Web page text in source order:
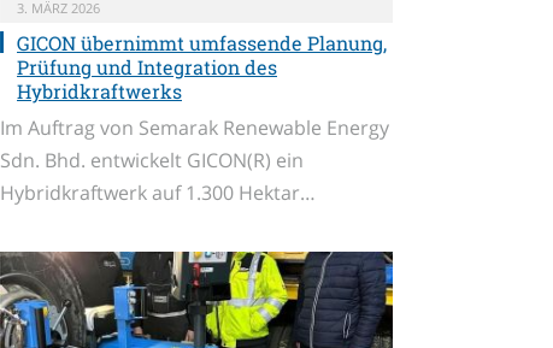
3. MÄRZ 2026
GICON übernimmt umfassende Planung,
Prüfung und Integration des
Hybridkraftwerks
Im Auftrag von Semarak Renewable Energy
Sdn. Bhd. entwickelt GICON(R) ein
Hybridkraftwerk auf 1.300 Hektar…